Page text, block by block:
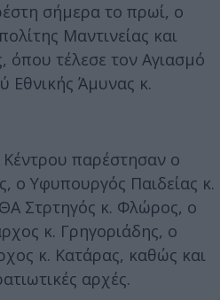
σήμερα το πρωί, ο
Μαντινείας και
όπου τέλεσε τον Αγιασμό
Εθνικής Άμυνας κ.
παρέστησαν ο
ο Υφυπουργός Παιδείας κ.
Στρτηγός κ. Φλώρος, ο
κ. Γρηγοριάδης, ο
κ. Κατάρας, καθώς και
αρχές.